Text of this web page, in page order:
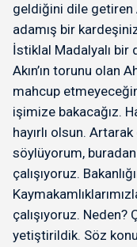
geldiğini dile getiren
adamış bir
İstiklal Madalyalı bir
Akın’ın torunu olan
mahcup
işimize bakacağız.
hayırlı olsun.
söylüyorum,
çalışıyoruz.
çalışıyoruz.
yetiştirildik. Söz